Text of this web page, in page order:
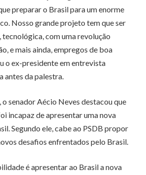
preparar o Brasil para um enorme
Nosso grande projeto tem que ser
tecnológica, com uma revolução
e mais ainda, empregos de boa
o ex-presidente em entrevista
antes da palestra.
senador Aécio Neves destacou que
incapaz de apresentar uma nova
Segundo ele, cabe ao PSDB propor
desafios enfrentados pelo Brasil.
é apresentar ao Brasil a nova